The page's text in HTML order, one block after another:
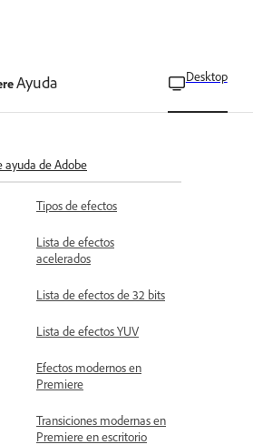
Ayuda Desktop
ayuda de Adobe
sola palabra
efectos de vídeo
panel Efectos
Tipos de efectos
Lista de efectos
acelerados
Lista de efectos de 32 bits
Lista de efectos YUV
Efectos modernos en
Premiere
Transiciones modernas en
Premiere en escritorio